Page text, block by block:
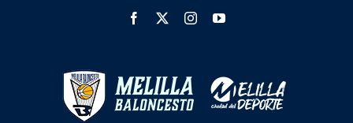
Facebook InstagramYouTube